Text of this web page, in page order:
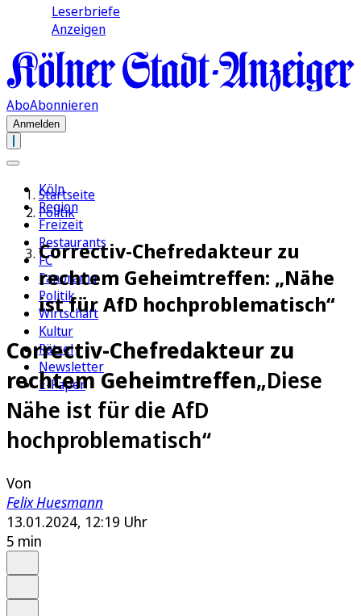
Leserbriefe
Anzeigen
AboAbonnieren
Anmelden
Köln
Region
Freizeit
Restaurants
FC
Panorama
Politik
Wirtschaft
Kultur
Rätsel
Newsletter
E-Paper
Startseite
Politik
Correctiv-Chefredakteur zu
rechtem Geheimtreffen: „Nähe
ist für AfD hochproblematisch“
Correctiv-Chefredakteur zu
rechtem Geheimtreffen„Diese
Nähe ist für die AfD
hochproblematisch“
Von
Felix Huesmann
13.01.2024, 12:19 Uhr
5 min